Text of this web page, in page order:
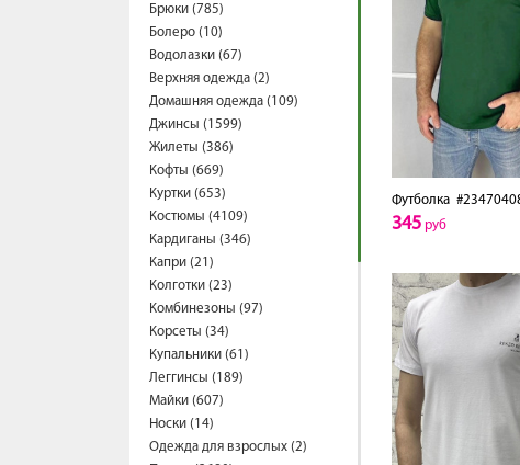
Брюки (785)
Болеро (10)
Водолазки (67)
Верхняя одежда (2)
Домашняя одежда (109)
Джинсы (1599)
Жилеты (386)
Кофты (669)
Куртки (653)
Костюмы (4109)
Кардиганы (346)
Капри (21)
Колготки (23)
Комбинезоны (97)
Корсеты (34)
Купальники (61)
Леггинсы (189)
Майки (607)
Носки (14)
Одежда для взрослых (2)
Футболка
345 руб